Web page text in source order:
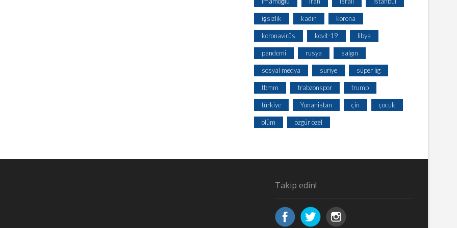
işsizlik kadın korona
koronavirüs kovit-19 libya
pandemi rusya salgın
sosyal medya suriye süper lig
tbmm trabzonspor trump
türkiye Yunanistan çin çocuk
ölüm özgür özel
Takip edin!